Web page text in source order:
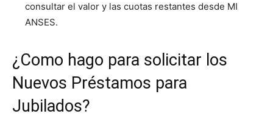
consultar el valor y las cuotas restantes desde MI
ANSES.
¿Como hago para solicitar los
Nuevos Préstamos para
Jubilados?